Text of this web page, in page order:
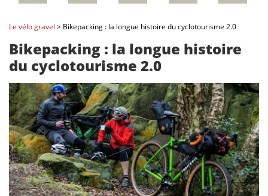
Le vélo gravel > Bikepacking : la longue histoire du cyclotourisme 2.0
Bikepacking : la longue histoire
du cyclotourisme 2.0